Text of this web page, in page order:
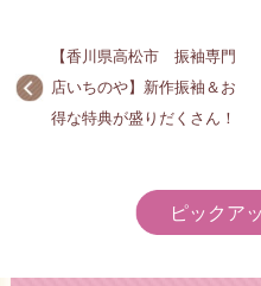
【香川県高松市 振袖専門
店いちのや】新作振袖＆お
得な特典が盛りだくさん！
ピックア